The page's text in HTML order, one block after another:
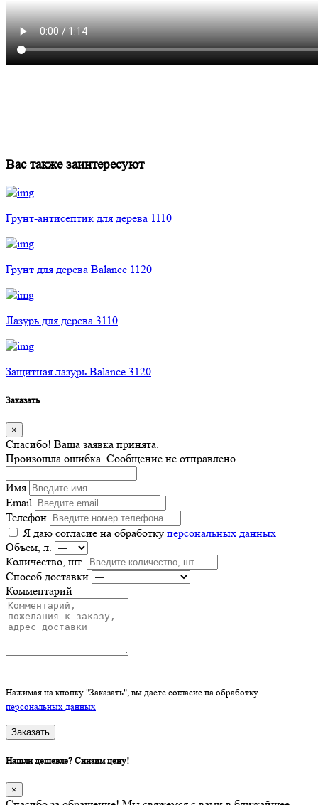
Вас также заинтересуют
Грунт-антисептик для дерева 1110
Грунт для дерева Balance 1120
Лазурь для дерева 3110
Защитная лазурь Balance 3120
Заказать
×
Спасибо! Ваша заявка принята.
Произошла ошибка. Сообщение не отправлено.
Имя
Email
Телефон
Я даю согласие на обработку персональных данных
Объем, л.
Количество, шт.
Способ доставки
Комментарий
Нажимая на кнопку "Заказать", вы даете согласие на обработку
персональных данных
Заказать
Нашли дешевле? Снизим цену!
×